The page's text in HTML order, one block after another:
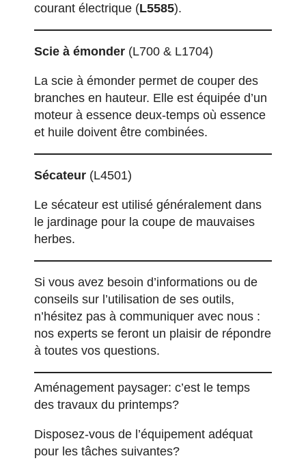
courant électrique (L5585).
Scie à émonder (L700 & L1704)
La scie à émonder permet de couper des
branches en hauteur. Elle est équipée d’un
moteur à essence deux-temps où essence
et huile doivent être combinées.
Sécateur (L4501)
Le sécateur est utilisé généralement dans
le jardinage pour la coupe de mauvaises
herbes.
Si vous avez besoin d’informations ou de
conseils sur l’utilisation de ses outils,
n’hésitez pas à communiquer avec nous :
nos experts se feront un plaisir de répondre
à toutes vos questions.
Aménagement paysager: c’est le temps
des travaux du printemps?
Disposez-vous de l’équipement adéquat
pour les tâches suivantes?